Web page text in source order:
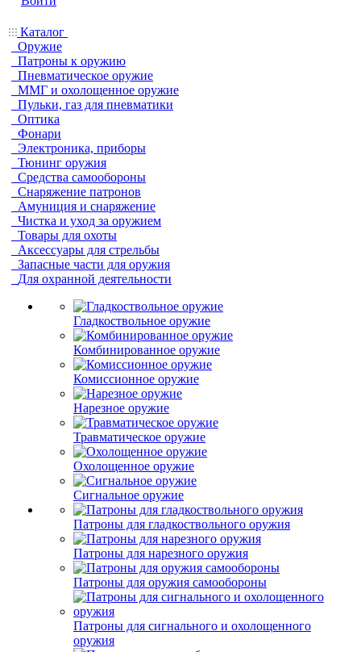
Каталог
Оружие
Патроны к оружию
Пневматическое оружие
ММГ и охолощенное оружие
Пульки, газ для пневматики
Оптика
Фонари
Электроника, приборы
Тюнинг оружия
Средства самообороны
Снаряжение патронов
Амуниция и снаряжение
Чистка и уход за оружием
Товары для охоты
Аксессуары для стрельбы
Запасные части для оружия
Для охранной деятельности
Гладкоствольное оружие
Комбинированное оружие
Комиссионное оружие
Нарезное оружие
Травматическое оружие
Охолощенное оружие
Сигнальное оружие
Патроны для гладкоствольного оружия
Патроны для нарезного оружия
Патроны для оружия самообороны
Патроны для сигнального и охолощенного
оружия